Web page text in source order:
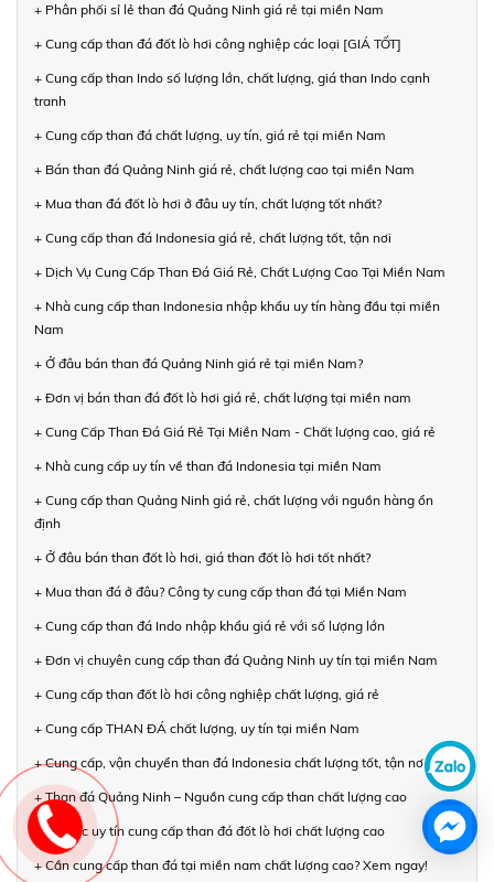
+ Phân phối sỉ lẻ than đá Quảng Ninh giá rẻ tại miền Nam
+ Cung cấp than đá đốt lò hơi công nghiệp các loại [GIÁ TỐT]
+ Cung cấp than Indo số lượng lớn, chất lượng, giá than Indo cạnh
tranh
+ Cung cấp than đá chất lượng, uy tín, giá rẻ tại miền Nam
+ Bán than đá Quảng Ninh giá rẻ, chất lượng cao tại miền Nam
+ Mua than đá đốt lò hơi ở đâu uy tín, chất lượng tốt nhất?
+ Cung cấp than đá Indonesia giá rẻ, chất lượng tốt, tận nơi
+ Dịch Vụ Cung Cấp Than Đá Giá Rẻ, Chất Lượng Cao Tại Miền Nam
+ Nhà cung cấp than Indonesia nhập khẩu uy tín hàng đầu tại miền
Nam
+ Ở đâu bán than đá Quảng Ninh giá rẻ tại miền Nam?
+ Đơn vị bán than đá đốt lò hơi giá rẻ, chất lượng tại miền nam
+ Cung Cấp Than Đá Giá Rẻ Tại Miền Nam - Chất lượng cao, giá rẻ
+ Nhà cung cấp uy tín về than đá Indonesia tại miền Nam
+ Cung cấp than Quảng Ninh giá rẻ, chất lượng với nguồn hàng ổn
định
+ Ở đâu bán than đốt lò hơi, giá than đốt lò hơi tốt nhất?
+ Mua than đá ở đâu? Công ty cung cấp than đá tại Miền Nam
+ Cung cấp than đá Indo nhập khẩu giá rẻ với số lượng lớn
+ Đơn vị chuyên cung cấp than đá Quảng Ninh uy tín tại miền Nam
+ Cung cấp than đốt lò hơi công nghiệp chất lượng, giá rẻ
+ Cung cấp THAN ĐÁ chất lượng, uy tín tại miền Nam
+ Cung cấp, vận chuyển than đá Indonesia chất lượng tốt, tận nơi
+ Than đá Quảng Ninh – Nguồn cung cấp than chất lượng cao
+ Đối tác uy tín cung cấp than đá đốt lò hơi chất lượng cao
+ Cần cung cấp than đá tại miền nam chất lượng cao? Xem ngay!